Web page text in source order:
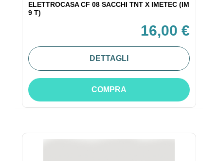
ELETTROCASA CF 08 SACCHI TNT X IMETEC (IM
9 T)
16,00 €
DETTAGLI
COMPRA